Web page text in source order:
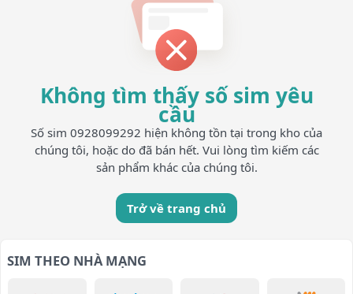
Không tìm thấy số sim yêu
cầu
Số sim 0928099292 hiện không tồn tại trong kho của
chúng tôi, hoặc do đã bán hết. Vui lòng tìm kiếm các
sản phẩm khác của chúng tôi.
Trở về trang chủ
SIM THEO NHÀ MẠNG